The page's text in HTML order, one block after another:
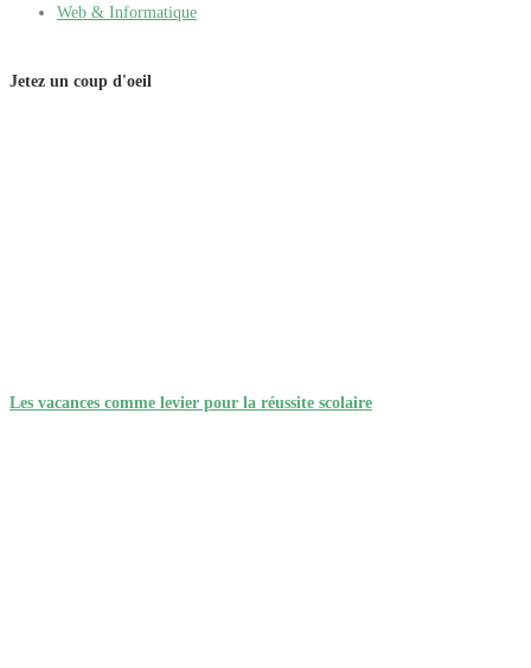
Web & Informatique
Jetez un coup d'oeil
Les vacances comme levier pour la réussite scolaire